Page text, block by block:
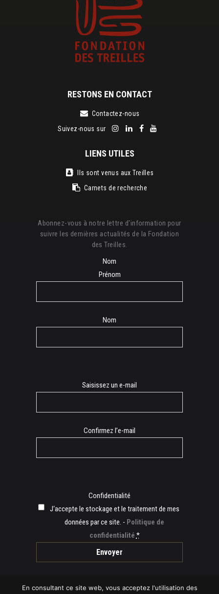
RESTONS EN CONTACT
Contactez-nous
Suivez-nous sur
LIENS UTILES
Ils sont venus aux Treilles
Carnets de recherche
Abonnez-vous à notre lettre d'information pour
suivre les dernières actualités de la Fondation
des Treilles.
Nom
Prénom
Nom
Saisissez un e-mail
Confirmez l’e-mail
Confidentialité
J‘accepte le stockage et le traitement de mes
données par ce site. - Politique de
confidentialité *
En consultant ce site web, vous acceptez l'utilisation des